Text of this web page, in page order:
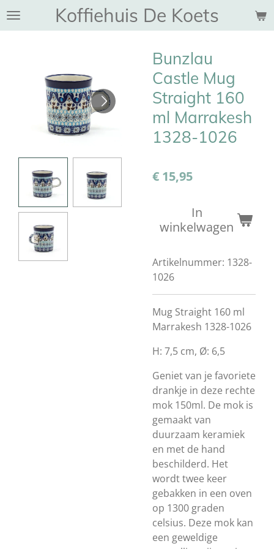
Ga
hoofdinhoud
Koffiehuis De Koets
Bunzlau
Castle Mug
Straight 160
ml Marrakesh
1328-1026
€ 15,95
In
winkelwagen
Artikelnummer: 1328-
1026
Mug Straight 160 ml
Marrakesh 1328-1026
H: 7,5 cm, Ø: 6,5
Geniet van je favoriete
drankje in deze rechte
mok 150ml. De mok is
gemaakt van
duurzaam keramiek
en met de hand
beschilderd. Het
wordt twee keer
gebakken in een oven
op 1300 graden
celsius. Deze mok kan
een geweldige